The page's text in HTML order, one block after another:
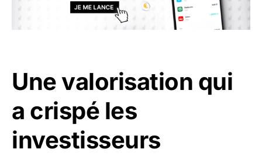
Une valorisation qui
a crispé les
investisseurs